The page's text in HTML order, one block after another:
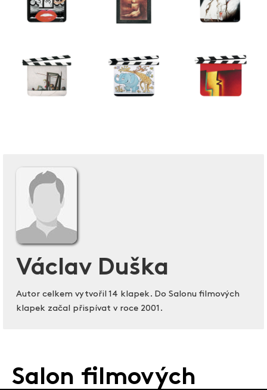
Václav Duška
Autor celkem vytvořil 14 klapek. Do Salonu filmových
klapek začal přispívat v roce 2001.
Salon filmových